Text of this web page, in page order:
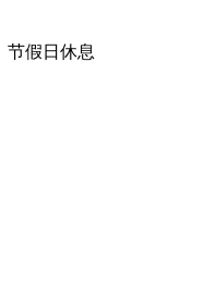
节假日休息